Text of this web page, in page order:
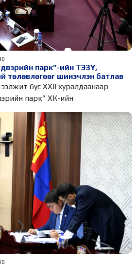
парк”-ийн ТЭЗҮ,
төлөвлөгөөг шинэчлэн батлав
бус XXII хуралдаанаар
парк” ХК-ийн